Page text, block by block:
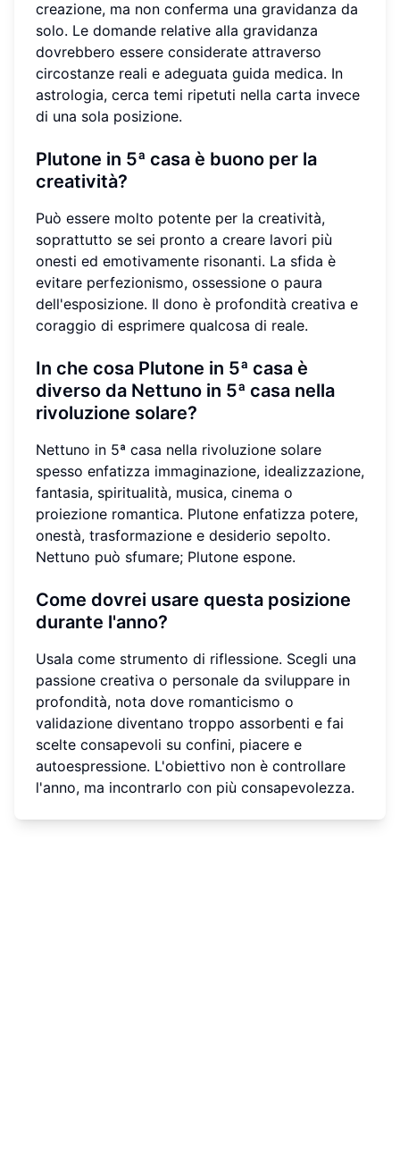
creazione, ma non conferma una gravidanza da
solo. Le domande relative alla gravidanza
dovrebbero essere considerate attraverso
circostanze reali e adeguata guida medica. In
astrologia, cerca temi ripetuti nella carta invece
di una sola posizione.
Plutone in 5ª casa è buono per la
creatività?
Può essere molto potente per la creatività,
soprattutto se sei pronto a creare lavori più
onesti ed emotivamente risonanti. La sfida è
evitare perfezionismo, ossessione o paura
dell'esposizione. Il dono è profondità creativa e
coraggio di esprimere qualcosa di reale.
In che cosa Plutone in 5ª casa è
diverso da Nettuno in 5ª casa nella
rivoluzione solare?
Nettuno in 5ª casa nella rivoluzione solare
spesso enfatizza immaginazione, idealizzazione,
fantasia, spiritualità, musica, cinema o
proiezione romantica. Plutone enfatizza potere,
onestà, trasformazione e desiderio sepolto.
Nettuno può sfumare; Plutone espone.
Come dovrei usare questa posizione
durante l'anno?
Usala come strumento di riflessione. Scegli una
passione creativa o personale da sviluppare in
profondità, nota dove romanticismo o
validazione diventano troppo assorbenti e fai
scelte consapevoli su confini, piacere e
autoespressione. L'obiettivo non è controllare
l'anno, ma incontrarlo con più consapevolezza.